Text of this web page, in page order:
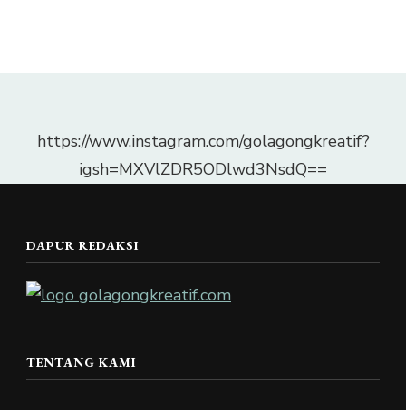
https://www.instagram.com/golagongkreatif?
igsh=MXVlZDR5ODlwd3NsdQ==
DAPUR REDAKSI
TENTANG KAMI